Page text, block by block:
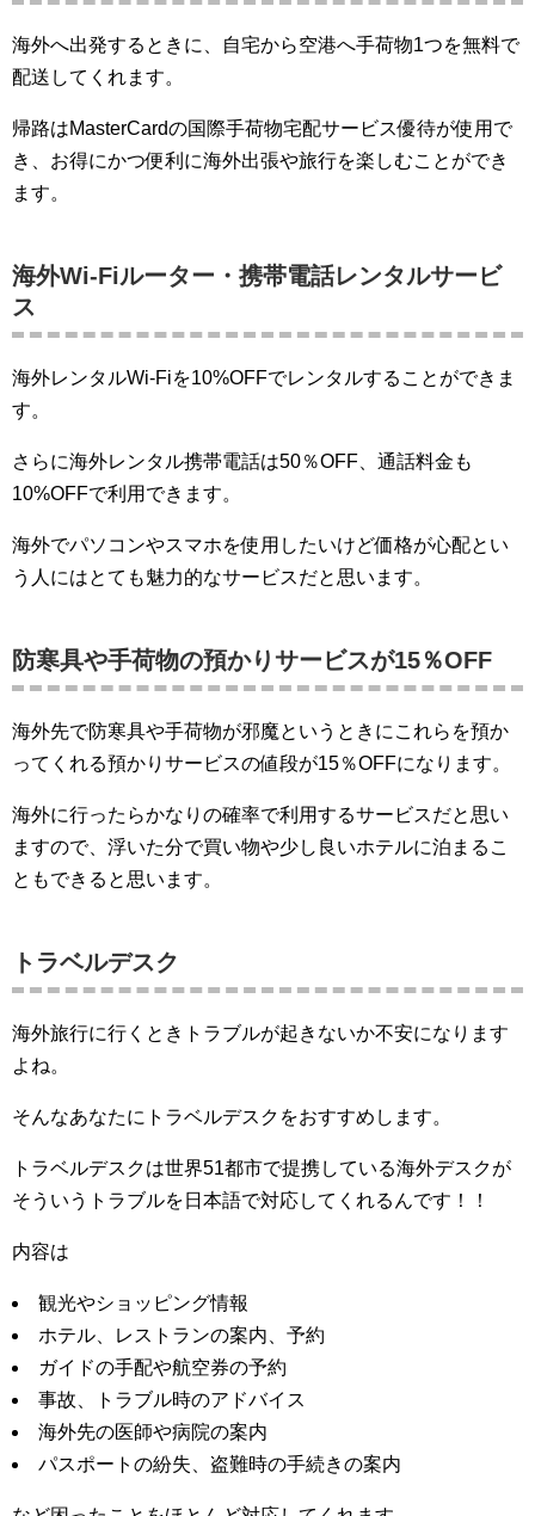
海外へ出発するときに、自宅から空港へ手荷物1つを無料で
配送してくれます。
帰路はMasterCardの国際手荷物宅配サービス優待が使用で
き、お得にかつ便利に海外出張や旅行を楽しむことができ
ます。
海外Wi-Fiルーター・携帯電話レンタルサービ
ス
海外レンタルWi-Fiを10%OFFでレンタルすることができま
す。
さらに海外レンタル携帯電話は50％OFF、通話料金も
10%OFFで利用できます。
海外でパソコンやスマホを使用したいけど価格が心配とい
う人にはとても魅力的なサービスだと思います。
防寒具や手荷物の預かりサービスが15％OFF
海外先で防寒具や手荷物が邪魔というときにこれらを預か
ってくれる預かりサービスの値段が15％OFFになります。
海外に行ったらかなりの確率で利用するサービスだと思い
ますので、浮いた分で買い物や少し良いホテルに泊まるこ
ともできると思います。
トラベルデスク
海外旅行に行くときトラブルが起きないか不安になります
よね。
そんなあなたにトラベルデスクをおすすめします。
トラベルデスクは世界51都市で提携している海外デスクが
そういうトラブルを日本語で対応してくれるんです！！
内容は
観光やショッピング情報
ホテル、レストランの案内、予約
ガイドの手配や航空券の予約
事故、トラブル時のアドバイス
海外先の医師や病院の案内
パスポートの紛失、盗難時の手続きの案内